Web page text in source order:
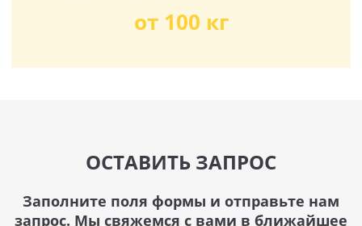
от 100 кг
ОСТАВИТЬ ЗАПРОС
Заполните поля формы и отправьте нам
запрос. Мы свяжемся с вами в ближайшее